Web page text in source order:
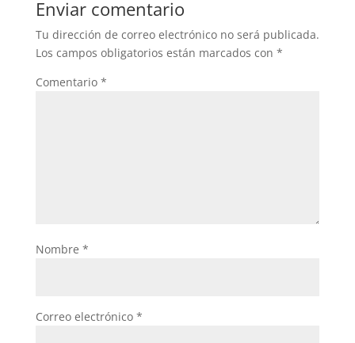
Enviar comentario
Tu dirección de correo electrónico no será publicada.
Los campos obligatorios están marcados con *
Comentario *
Nombre *
Correo electrónico *